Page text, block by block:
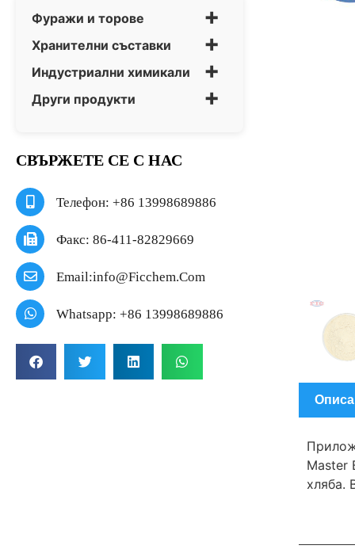
Фуражи и торове +
Хранителни съставки +
Индустриални химикали +
Други продукти +
СВЪРЖЕТЕ СЕ С НАС
Телефон: +86 13998689886
Факс: 86-411-82829669
Email:info@ficchem.com
Whatsapp: +86 13998689886
Master
хляба.